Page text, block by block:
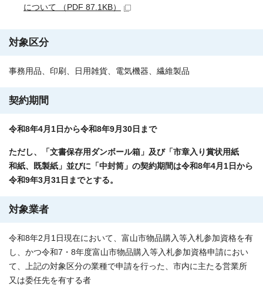
について （PDF 87.1KB）
対象区分
事務用品、印刷、日用雑貨、電気機器、繊維製品
契約期間
令和8年4月1日から令和8年9月30日まで
ただし、「文書保存用ダンボール箱」及び「市章入り賞状用紙
和紙、既製紙」並びに「中封筒」の契約期間は令和8年4月1日から
令和9年3月31日までとする。
対象業者
令和8年2月1日現在において、富山市物品購入等入札参加資格を有
し、かつ令和7・8年度富山市物品購入等入札参加資格申請におい
て、上記の対象区分の業種で申請を行った、市内に主たる営業所
又は委任先を有する者